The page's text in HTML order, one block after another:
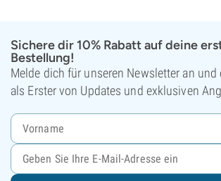
Sichere dir 10% Rabatt auf deine
Bestellung!
Melde dich für unseren Newsletter an und
als Erster von Updates und exklusiven